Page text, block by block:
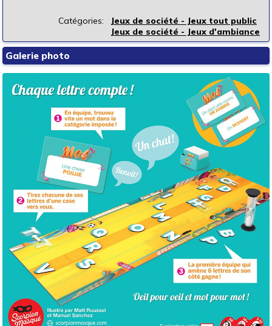
Catégories:
Jeux de société - Jeux tout public
Jeux de société - Jeux d'ambiance
Galerie photo